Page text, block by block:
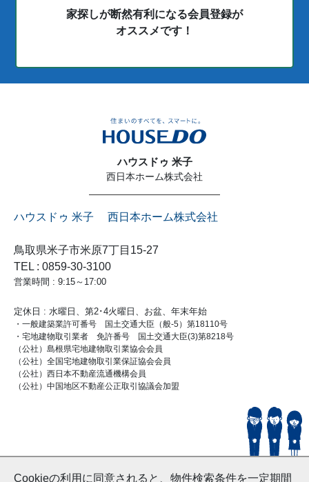
Cookieの利用に同意されると、物件検索条件を一定期間
家探しが断然有利になる会員登録が
オススメです！
ハウスドゥ 米子
西日本ホーム株式会社
ハウスドゥ 米子 西日本ホーム株式会社
鳥取県米子市米原7丁目15-27
TEL : 0859-30-3100
営業時間 : 9:15～17:00
定休日 : 水曜日、第2･4火曜日、お盆、年末年始
・一般建築業許可番号 国土交通大臣（般-5）第18110号
・宅地建物取引業者 免許番号 国土交通大臣(3)第8218号
（公社）島根県宅地建物取引業協会会員
（公社）全国宅地建物取引業保証協会会員
（公社）西日本不動産流通機構会員
（公社）中国地区不動産公正取引協議会加盟
© HouseDoYonago